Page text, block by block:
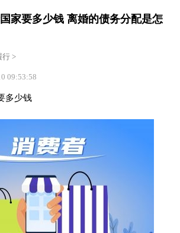
家要多少钱 离婚的债务分配是怎
行>
09:53:58
多少钱